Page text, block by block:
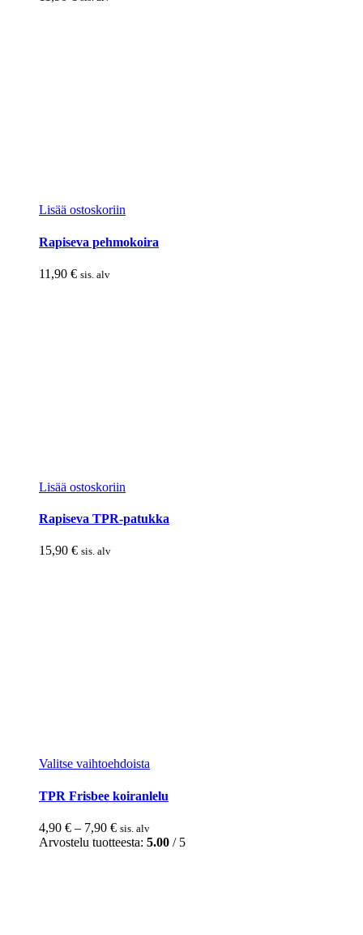
Lisää ostoskoriin
Rapiseva pehmokoira
11,90 € sis. alv
Lisää ostoskoriin
Rapiseva TPR-patukka
15,90 € sis. alv
Valitse vaihtoehdoista
on
useampi
Voit
tehdä
TPR Frisbee koiranlelu
4,90 € – 7,90 €Hintaluokka:
4,90 €
sis. alv
Arvostelu tuotteesta: 5.00 / 5